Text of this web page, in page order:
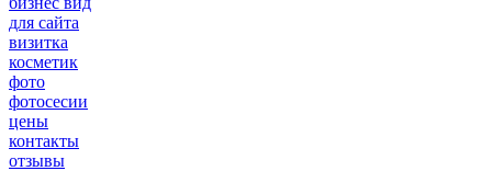
для сайта
визитка
косметик
фото
фотосесии
цены
контакты
отзывы